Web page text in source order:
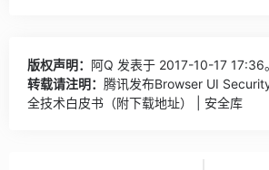
版权声明： 阿Q 发表于 2017-10-17 17:36。
转载请注明： 腾讯发布Browser UI
全技术白皮书（附下载地址） | 安全库